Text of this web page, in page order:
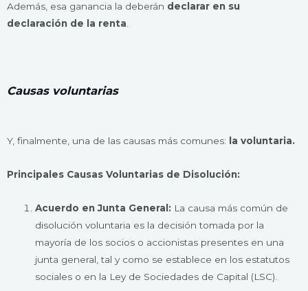
Además, esa ganancia la deberán declarar en su
declaración de la renta.
Causas voluntarias
Y, finalmente, una de las causas más comunes: la voluntaria.
Principales Causas Voluntarias de Disolución:
Acuerdo en Junta General: La causa más común de
disolución voluntaria es la decisión tomada por la
mayoría de los socios o accionistas presentes en una
junta general, tal y como se establece en los estatutos
sociales o en la Ley de Sociedades de Capital (LSC).